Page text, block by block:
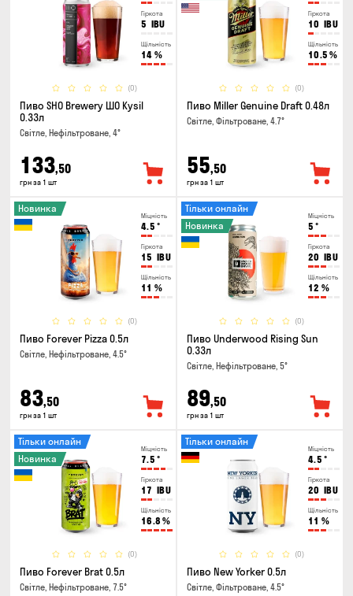
Гіркота
5 IBU
Щільність
14 %
(0)
Пиво SHO Brewery ШО Kysil
0.33л
Світле, Нефільтроване, 4°
133,50
грн за 1 шт
Гіркота
10 IBU
Щільність
10.5 %
(0)
Пиво Miller Genuine Draft 0.48л
Світле, Фільтроване, 4.7°
55,50
грн за 1 шт
Міцність
4.5 °
Гіркота
15 IBU
Щільність
11 %
(0)
Новинка
Пиво Forever Pizza 0.5л
Світле, Нефільтроване, 4.5°
83,50
грн за 1 шт
Міцність
5 °
Гіркота
20 IBU
Щільність
12 %
(0)
Тільки онлайн
Новинка
Пиво Underwood Rising Sun
0.33л
Світле, Нефільтроване, 5°
89,50
грн за 1 шт
Міцність
7.5 °
Гіркота
17 IBU
Щільність
16.8 %
(0)
Тільки онлайн
Новинка
Пиво Forever Brat 0.5л
Світле, Нефільтроване, 7.5°
Міцність
4.5 °
Гіркота
20 IBU
Щільність
11 %
(0)
Тільки онлайн
Пиво New Yorker 0.5л
Світле, Фільтроване, 4.5°